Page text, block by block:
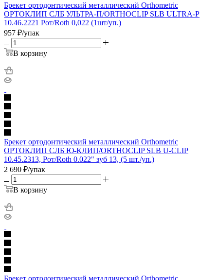
Брекет ортодонтический металлический Orthometric
ОРТОКЛИП СЛБ УЛЬТРА-П/ORTHOCLIP SLB ULTRA-P
10.46.2221 Рот/Roth 0,022 (1шт/уп.)
957 ₽/упак
В корзину
Брекет ортодонтический металлический Orthometric
ОРТОКЛИП СЛБ Ю-КЛИП/ORTHOCLIP SLB U-CLIP
10.45.2313, Рот/Roth 0.022" зуб 13, (5 шт./уп.)
2 690 ₽/упак
В корзину
Брекет ортодонтический металлический Orthometric